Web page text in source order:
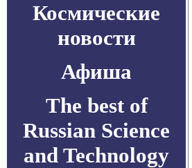
Космические
новости
Афиша
The best of
Russian Science
and Technology